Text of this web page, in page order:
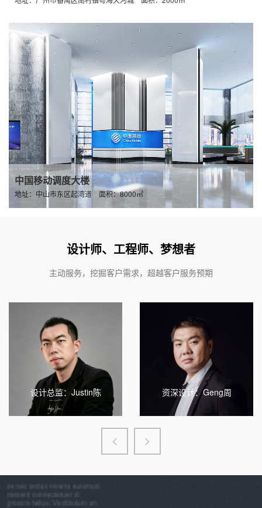
中国移动调度大楼
地址：中山市东区起湾道 面积：8000㎡
设计师、工程师、梦想者
主动服务，挖掘客户需求，超越客户服务预期
设计总监：Justin陈
Justin陈
设计总监
资深设计：Geng周
Geng周
资深设计